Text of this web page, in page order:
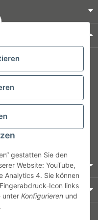
gestatten Sie den
Website: YouTube,
Analytics 4. Sie können
Icon links
unter Konfigurieren und
.